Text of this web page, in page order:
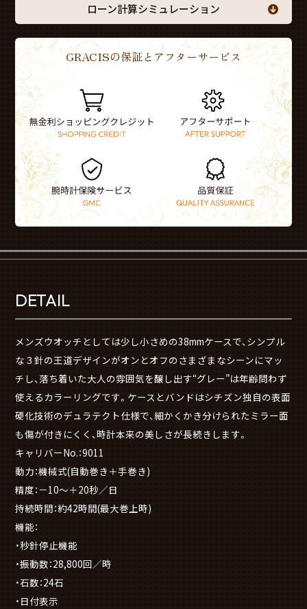
ローン計算シミュレーション
GRACISの保証とアフターサービス
DETAIL
メンズウオッチとしては少し小さめの38mmケースで、シンプル
な３針の王道デザインがオンとオフのさまざまなシーンにマッ
チし、落ち着いた大人の雰囲気を醸し出す“グレー”は年齢問わず
使えるカラーリングです。ケースとバンドはシチズン独自の表面
硬化技術のデュラテクト仕様で、細かくかき分けられたミラー面
も傷が付きにくく、時計本来の美しさが長続きします。
キャリバーNo.：9011
動力：機械式(自動巻き＋手巻き)
精度：－10～＋20秒／日
持続時間：約42時間(最大巻上時)
機能：
・秒針停止機能
・振動数：28,800回／時
・石数：24石
・日付表示